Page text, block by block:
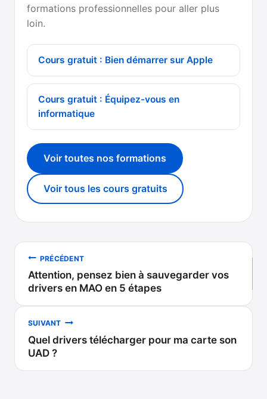
formations professionnelles pour aller plus
loin.
Cours gratuit : Bien démarrer sur Apple
Cours gratuit : Équipez-vous en
informatique
Voir toutes nos formations
Voir tous les cours gratuits
Navigation
de
l’article
PRÉCÉDENT
Attention, pensez bien à sauvegarder vos
drivers en MAO en 5 étapes
SUIVANT
Quel drivers télécharger pour ma carte son
UAD ?